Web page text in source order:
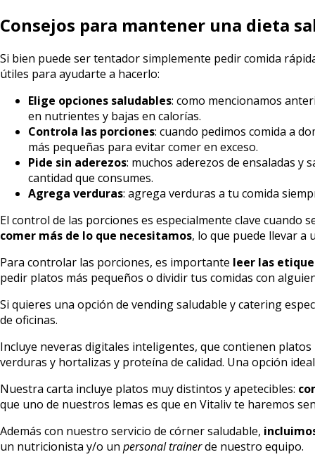
Consejos para mantener una dieta
Si bien puede ser tentador simplemente pedir comida
útiles para ayudarte a hacerlo:
Elige opciones saludables: como mencionamos
en nutrientes y bajas en calorías.
Controla las porciones: cuando pedimos comida a
más pequeñas para evitar comer en exceso.
Pide sin aderezos: muchos aderezos de ensaladas y
cantidad que consumes.
Agrega verduras: agrega verduras a tu comida
El control de las porciones es especialmente clave
comer más de lo que necesitamos, lo que puede llevar a
Para controlar las porciones, es importante leer las
pedir platos más pequeños o dividir tus comidas con
Si quieres una opción de vending saludable y catering
de oficinas.
Incluye neveras digitales inteligentes, que contienen
verduras y hortalizas y proteína de calidad. Una opción
Nuestra carta incluye platos muy distintos y apetecibles:
que uno de nuestros lemas es que en Vitaliv te haremos
Además con nuestro servicio de córner saludable,
un nutricionista y/o un personal trainerde nuestro equipo.